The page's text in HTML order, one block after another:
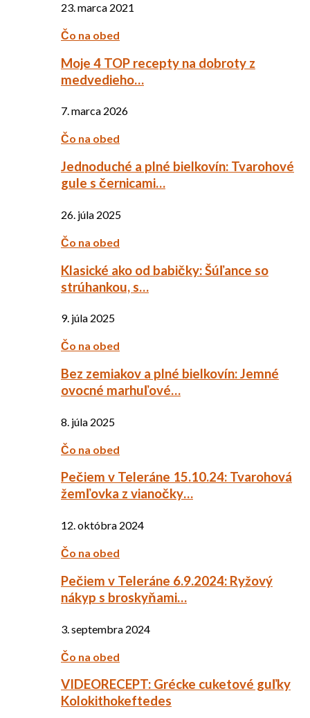
23. marca 2021
Čo na obed
Moje 4 TOP recepty na dobroty z
medvedieho…
7. marca 2026
Čo na obed
Jednoduché a plné bielkovín: Tvarohové
gule s černicami…
26. júla 2025
Čo na obed
Klasické ako od babičky: Šúľance so
strúhankou, s…
9. júla 2025
Čo na obed
Bez zemiakov a plné bielkovín: Jemné
ovocné marhuľové…
8. júla 2025
Čo na obed
Pečiem v Teleráne 15.10.24: Tvarohová
žemľovka z vianočky…
12. októbra 2024
Čo na obed
Pečiem v Teleráne 6.9.2024: Ryžový
nákyp s broskyňami…
3. septembra 2024
Čo na obed
VIDEORECEPT: Grécke cuketové guľky
Kolokithokeftedes